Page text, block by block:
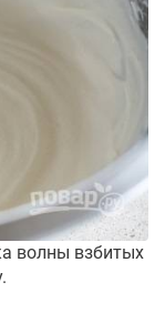
волны взбитых